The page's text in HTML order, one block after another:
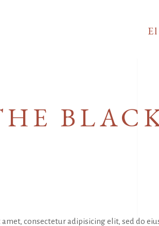
consectetur adipisicing elit, sed do